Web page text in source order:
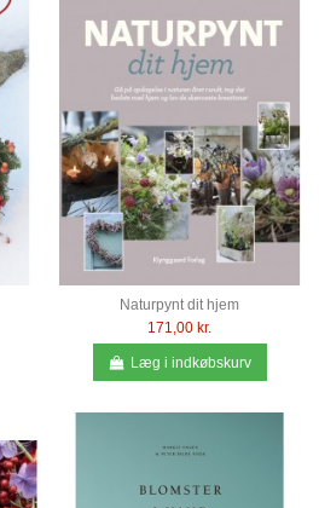
Naturpynt dit hjem
171,00 kr.
Læg i indkøbskurv